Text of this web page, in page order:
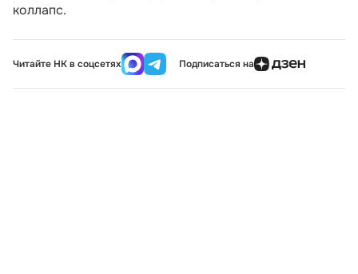
коллапс.
Читайте НК в соцсетях Подписаться на